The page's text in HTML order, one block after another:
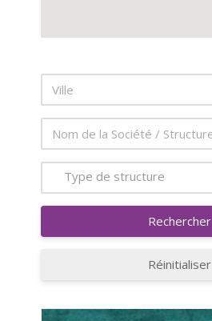
Type de structure
Rechercher
Réinitialiser